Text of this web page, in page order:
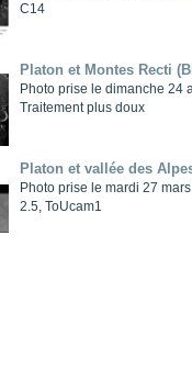
C14
Platon et Montes Recti
Photo prise le dimanche 24
Traitement plus doux
Platon et vallée des
Photo prise le mardi 27
2.5, ToUcam1